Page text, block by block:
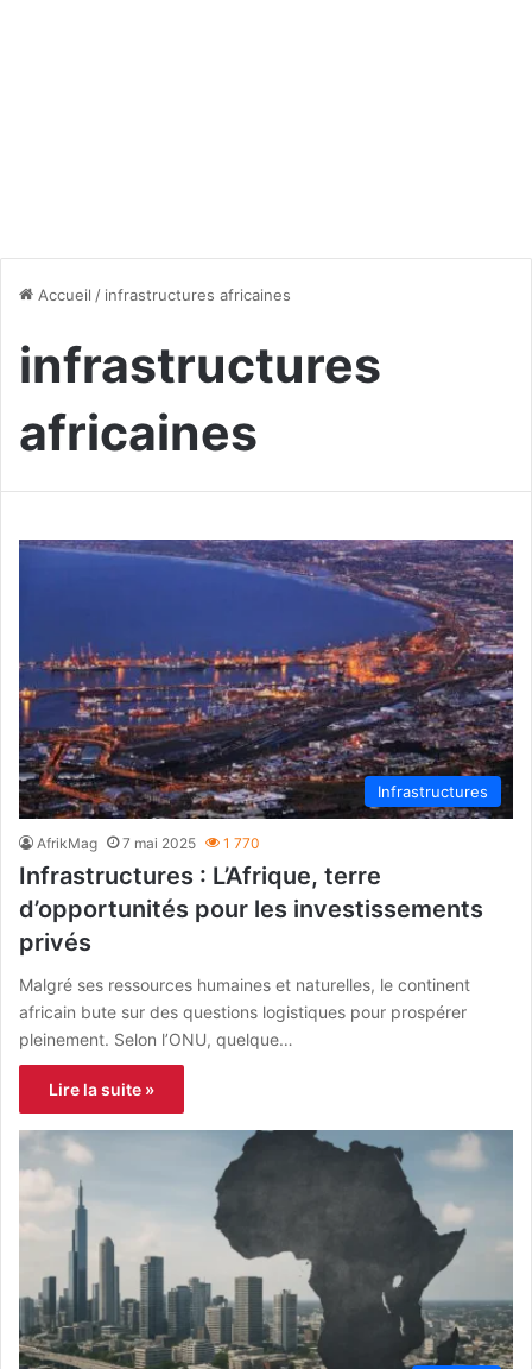
Accueil / infrastructures africaines
infrastructures
africaines
Infrastructures
AfrikMag 7 mai 2025 1 770
Infrastructures : L’Afrique, terre
d’opportunités pour les investissements
privés
Malgré ses ressources humaines et naturelles, le continent
africain bute sur des questions logistiques pour prospérer
pleinement. Selon l’ONU, quelque…
Lire la suite »